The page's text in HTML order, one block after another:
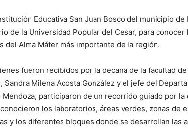
Educativa San Juan Bosco del municipio
de la Universidad Popular del Cesar, para conocer
del Alma Máter más importante de la región.
fueron recibidos por la decana de la facultad
Sandra Milena Acosta González y el jefe del
participaron de un recorrido guiado por la
los laboratorios, áreas verdes, zonas de
y los diferentes bloques donde se desarrollan las